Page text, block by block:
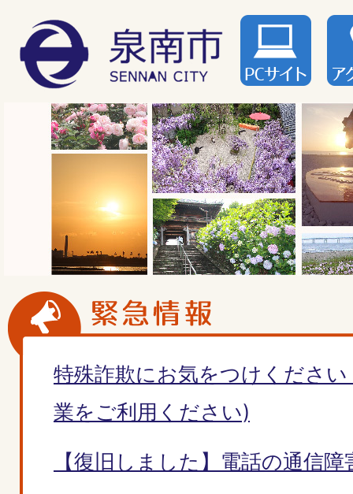
特殊詐欺にお気をつけくださ
業をご利用ください)
【復旧しました】電話の通信